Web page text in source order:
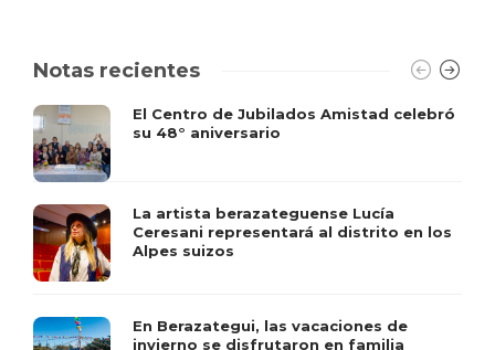
Notas recientes
El Centro de Jubilados Amistad celebró
su 48° aniversario
La artista berazateguense Lucía
Ceresani representará al distrito en los
Alpes suizos
En Berazategui, las vacaciones de
invierno se disfrutaron en familia